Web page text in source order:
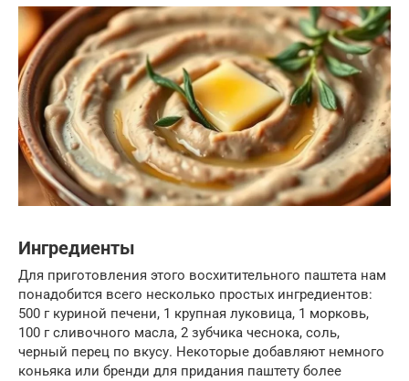
Ингредиенты
Для приготовления этого восхитительного паштета нам
понадобится всего несколько простых ингредиентов:
500 г куриной печени, 1 крупная луковица, 1 морковь,
100 г сливочного масла, 2 зубчика чеснока, соль,
черный перец по вкусу. Некоторые добавляют немного
коньяка или бренди для придания паштету более